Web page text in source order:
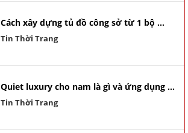
Cách xây dựng tủ đồ công sở từ 1 bộ ...
Tin Thời Trang
Quiet luxury cho nam là gì và ứng dụng ...
Tin Thời Trang